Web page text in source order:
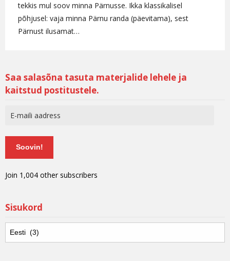
tekkis mul soov minna Pärnusse. Ikka klassikalisel
põhjusel: vaja minna Pärnu randa (päevitama), sest
Pärnust ilusamat…
Saa salasõna tasuta materjalide lehele ja
kaitstud postitustele.
Soovin!
Join 1,004 other subscribers
Sisukord